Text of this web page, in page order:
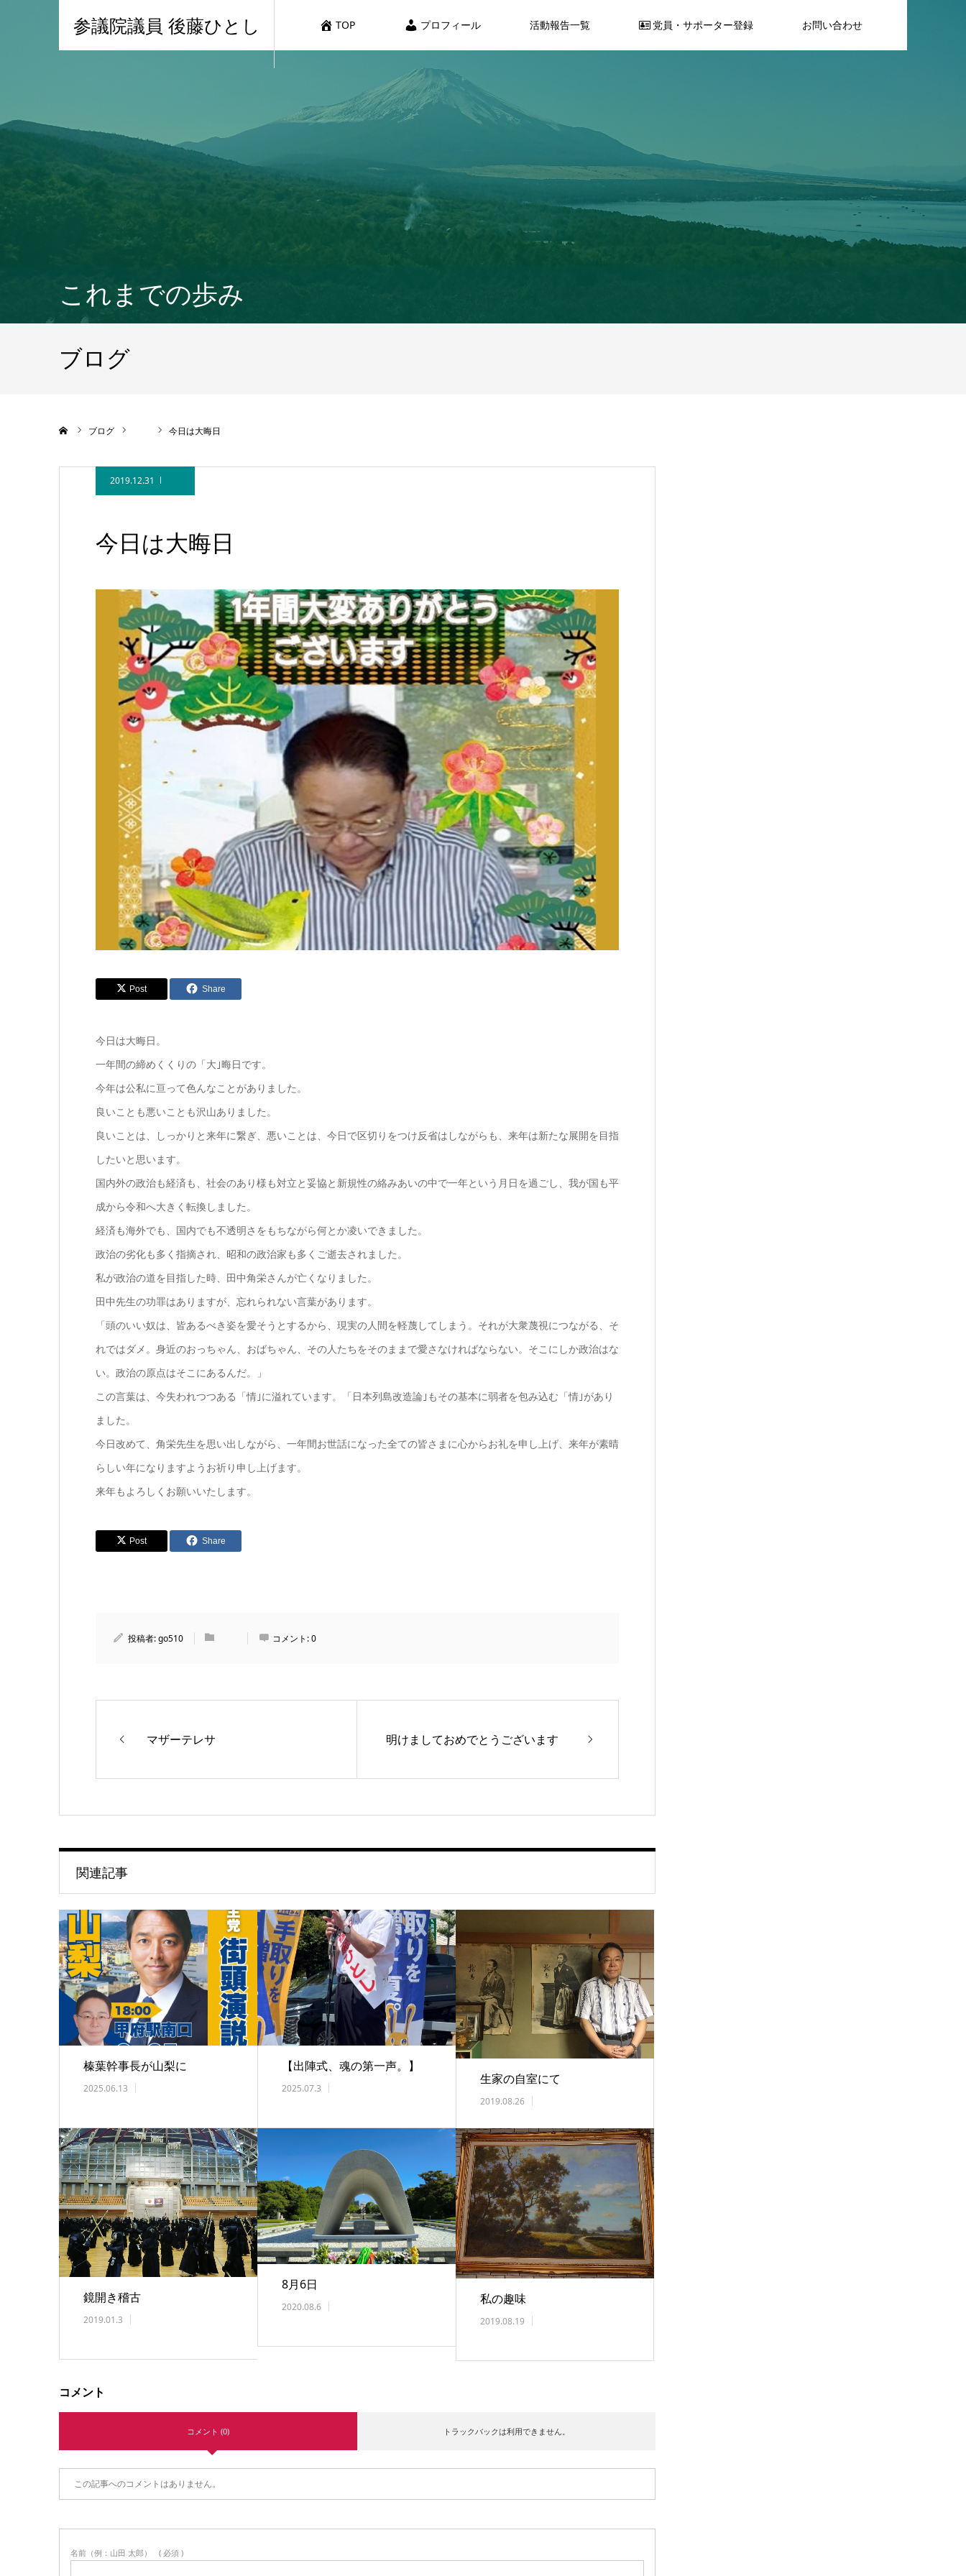
参議院議員 後藤ひとし TOP プロフィール 活動報告一覧 党員・サポーター登録 お問い合わせ
これまでの歩み
ブログ
ブログ 今日は大晦日
2019.12.31
今日は大晦日
Post Share
今日は大晦日。
一年間の締めくくりの「大｣晦日です。
今年は公私に亘って色んなことがありました。
良いことも悪いことも沢山ありました。
良いことは、しっかりと来年に繋ぎ、悪いことは、今日で区切りをつけ反省はしながらも、来年は新たな展開を目指
したいと思います。
国内外の政治も経済も、社会のあり様も対立と妥協と新規性の絡みあいの中で一年という月日を過ごし、我が国も平
成から令和へ大きく転換しました。
経済も海外でも、国内でも不透明さをもちながら何とか凌いできました。
政治の劣化も多く指摘され、昭和の政治家も多くご逝去されました。
私が政治の道を目指した時、田中角栄さんが亡くなりました。
田中先生の功罪はありますが、忘れられない言葉があります。
「頭のいい奴は、皆あるべき姿を愛そうとするから、現実の人間を軽蔑してしまう。それが大衆蔑視につながる、そ
れではダメ。身近のおっちゃん、おばちゃん、その人たちをそのままで愛さなければならない。そこにしか政治はな
い。政治の原点はそこにあるんだ。」
この言葉は、今失われつつある「情｣に溢れています。「日本列島改造論｣もその基本に弱者を包み込む「情｣があり
ました。
今日改めて、角栄先生を思い出しながら、一年間お世話になった全ての皆さまに心からお礼を申し上げ、来年が素晴
らしい年になりますようお祈り申し上げます。
来年もよろしくお願いいたします。
Post Share
投稿者:go510 コメント:0
マザーテレサ 明けましておめでとうございます
関連記事
榛葉幹事長が山梨に
2025.06.13
【出陣式、魂の第一声。】
2025.07.3
生家の自室にて
2019.08.26
鏡開き稽古
2019.01.3
8月6日
2020.08.6
私の趣味
2019.08.19
コメント
コメント (0) トラックバックは利用できません。
この記事へのコメントはありません。
名前（例：山田 太郎） ( 必須 )